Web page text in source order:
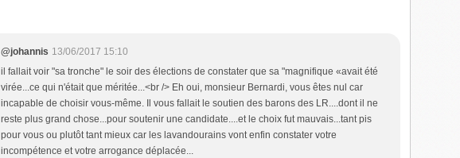
@johannis 13/06/2017 15:10
il fallait voir "sa tronche" le soir des élections de constater que sa "magnifique «avait été
virée...ce qui n'était que méritée...<br /> Eh oui, monsieur Bernardi, vous êtes nul car
incapable de choisir vous-même. Il vous fallait le soutien des barons des LR....dont il ne
reste plus grand chose...pour soutenir une candidate....et le choix fut mauvais...tant pis
pour vous ou plutôt tant mieux car les lavandourains vont enfin constater votre
incompétence et votre arrogance déplacée...